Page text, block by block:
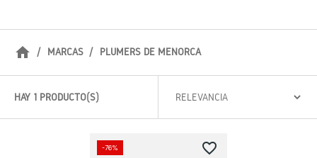
home MARCAS PLUMERS DE MENORCA
HAY 1 PRODUCTO(S)
-76% favorite_border